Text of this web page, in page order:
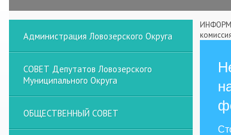
Администрация Ловозерского Округа
СОВЕТ Депутатов Ловозерского
Муниципального Округа
ОБЩЕСТВЕННЫЙ СОВЕТ